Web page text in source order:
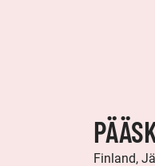
Finland,